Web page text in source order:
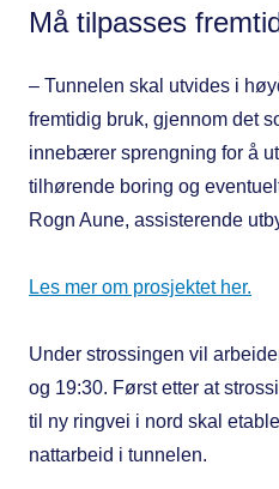
Må tilpasses
– Tunnelen skal utvides i
fremtidig bruk, gjennom det
innebærer sprengning for å
tilhørende boring og
Rogn Aune, assisterende
Les mer om prosjektet her.
Under strossingen vil
og 19:30. Først etter at
til ny ringvei i nord skal
nattarbeid i tunnelen.